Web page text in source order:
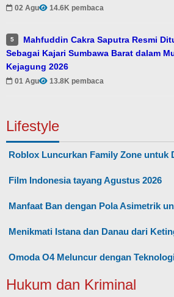
02 Agu 14.6K pembaca
5
Mahfuddin Cakra Saputra Resmi
Sebagai Kajari Sumbawa Barat dalam
Kejagung 2026
01 Agu 13.8K pembaca
Lifestyle
Roblox Luncurkan Family Zone untuk
Film Indonesia tayang Agustus 2026
Manfaat Ban dengan Pola Asimetrik
Menikmati Istana dan Danau dari
Omoda O4 Meluncur dengan
Hukum dan Kriminal